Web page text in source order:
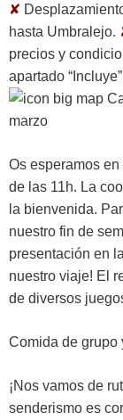
✘
hasta Umbralejo.
precios y
apartado
marzo
Os esperamos
de las 11h. La
la bienvenida.
nuestro fin de
presentación en
nuestro viaje! El
de diversos
Comida de grupo
¡Nos vamos de
senderismo es